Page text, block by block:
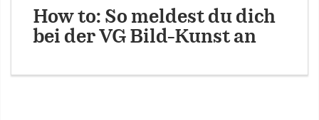
How to: So meldest du dich
bei der VG Bild-Kunst an